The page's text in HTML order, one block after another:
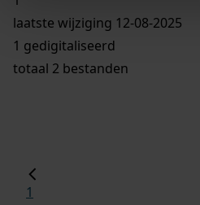
laatste wijziging 12-08-2025
1 gedigitaliseerd
totaal 2 bestanden
1